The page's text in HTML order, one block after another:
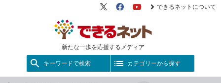
新たな一歩を応援するメディア
X（旧
FacebookYouTube
できるネットについて
キーワードで検索 カテゴリーから探す